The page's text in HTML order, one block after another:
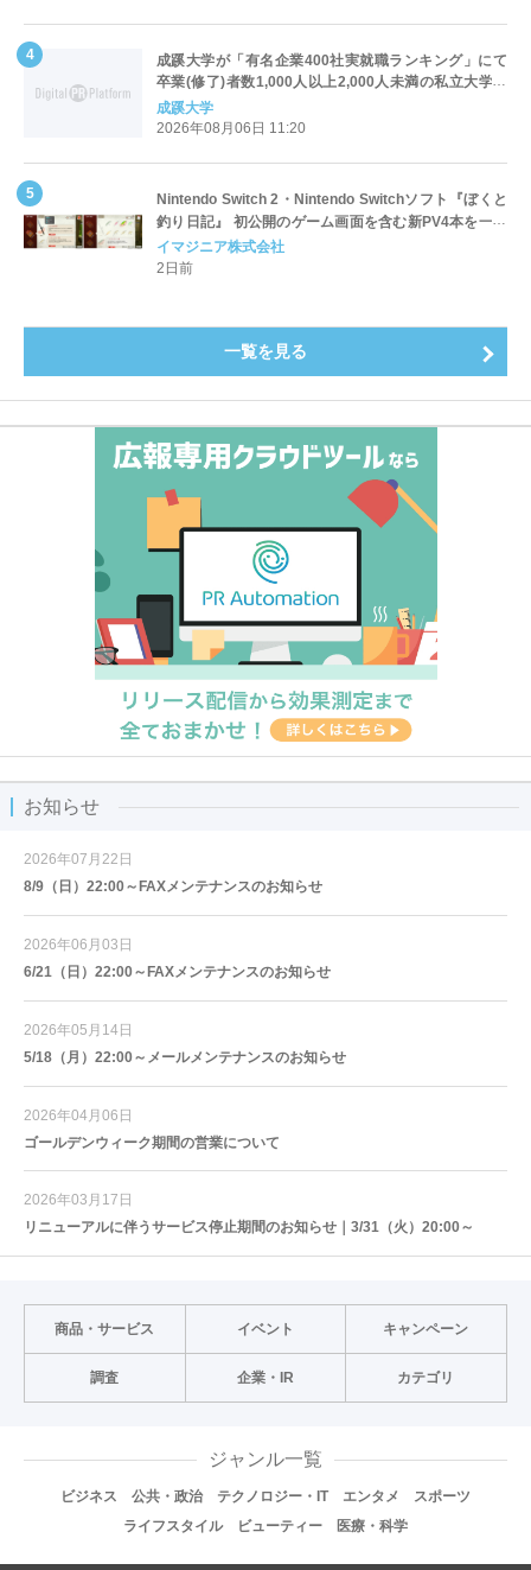
成蹊大学が「有名企業400社実就職ランキング」にて
卒業(修了)者数1,000人以上2,000人未満の私立大学で
全国第1位を獲得！～実就職率は26.5%（前年比＋
4.3pt）に伸長、東京の私立大学でも10位にランクイン
成蹊大学
2026年08月06日 11:20
Nintendo Switch 2・Nintendo Switchソフト『ぼくと
釣り日記』 初公開のゲーム画面を含む新PV4本を一挙
公開！
イマジニア株式会社
2日前
一覧を見る
お知らせ
2026年07月22日
8/9（日）22:00～FAXメンテナンスのお知らせ
2026年06月03日
6/21（日）22:00～FAXメンテナンスのお知らせ
2026年05月14日
5/18（月）22:00～メールメンテナンスのお知らせ
2026年04月06日
ゴールデンウィーク期間の営業について
2026年03月17日
リニューアルに伴うサービス停止期間のお知らせ｜3/31（火）20:00～
商品・サービス イベント キャンペーン
調査 企業・IR カテゴリ
ジャンル一覧
ビジネス 公共・政治 テクノロジー・IT エンタメ
スポーツ
ライフスタイル
ビューティー 医療・科学